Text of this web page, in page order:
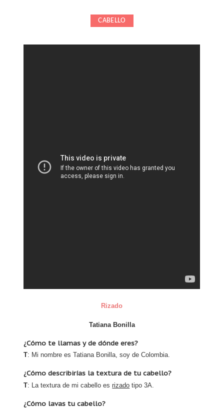
CABELLO
Rizado
Tatiana Bonilla
¿Cómo te llamas y de dónde eres?
T: Mi nombre es Tatiana Bonilla, soy de Colombia.
¿Cómo describirías la textura de tu cabello?
T: La textura de mi cabello esrizado tipo 3A.
¿Cómo lavas tu cabello?